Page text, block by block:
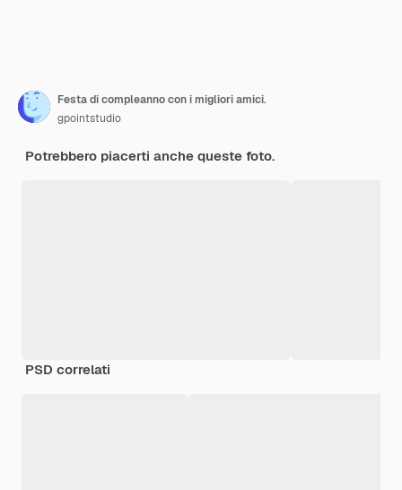
Festa di compleanno con i migliori amici.
gpointstudio
Potrebbero piacerti anche queste foto.
PSD correlati